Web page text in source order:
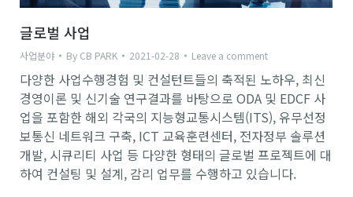
글로벌 사업
사업분야 By CB PARK 2021-02-28 Leave a comment
다양한 사업수행경험 및 컨설턴트들의 축적된 노하우, 최신
경영이론 및 신기술 연구결과를 바탕으로 ODA 및 EDCF 사
업을 포함한 해외 각국의 지능형교통시스템(ITS), 유무선정
보통신 네트워크 구축, ICT 교육훈련센터, 전자정부 솔루션
개발, 시큐리티 사업 등 다양한 형태의 글로벌 프로젝트에 대
하여 컨설팅 및 설계, 감리 업무를 수행하고 있습니다.